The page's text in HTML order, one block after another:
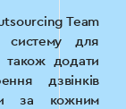
Team
для
також додати
дзвінків
за кожним